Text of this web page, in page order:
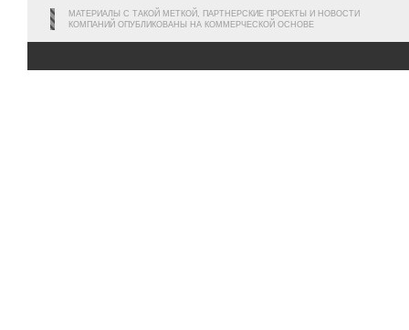
МАТЕРИАЛЫ С ТАКОЙ МЕТКОЙ, ПАРТНЕРСКИЕ ПРОЕКТЫ И НОВОСТИ
КОМПАНИЙ ОПУБЛИКОВАНЫ НА КОММЕРЧЕСКОЙ ОСНОВЕ